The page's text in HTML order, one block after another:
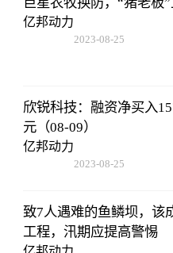
亿邦动力
2023-08-25
欣锐科技：融资净买入
元（08-09）
亿邦动力
2023-08-25
致7人遇难的鱼鳞坝，该
工程，汛期应提高警惕